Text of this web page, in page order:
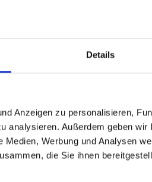
Details
Anzeigen zu personalisieren,
analysieren. Außerdem geben
Werbung und Analysen
die Sie ihnen
- Liegefläche aus
- wasserabweisender
vor Feuchtigkeit und
- mit Tragegriff
Die Serie Pulito
Baumwoll-Haptik aus.
Hautschuppen und
Gerüche entstehen.
und schützt so die